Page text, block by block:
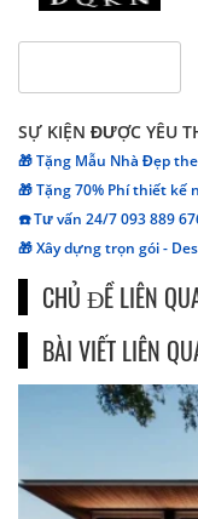
SỰ KIỆN ĐƯỢC YÊU
🎁 Tặng Mẫu Nhà Đẹp
🎁 Tặng 70% Phí thiết
☎️ Tư vấn 24/7 093 889
🎁 Xây dựng trọn gói -
CHỦ ĐỀ LIÊN
BÀI VIẾT LIÊN